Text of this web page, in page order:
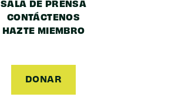
SALA DE PRENSA
CONTÁCTENOS
HAZTE MIEMBRO
DONAR